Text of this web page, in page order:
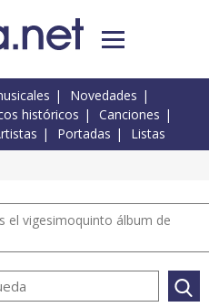
Novedades
históricos
Canciones
Portadas Listas
el vigesimoquinto álbum de